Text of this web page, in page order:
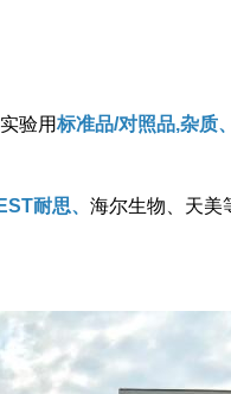
验用标准品/对照品,杂质
耐思、 海尔生物、天美